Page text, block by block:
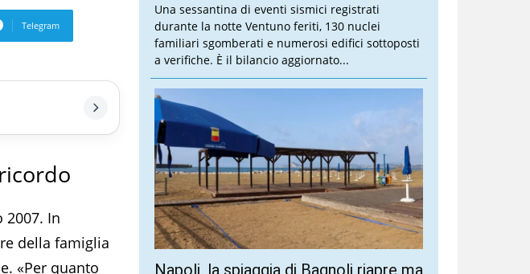
Telegram
2007. In
della famiglia
«Per quanto
Una sessantina di eventi sismici registrati
durante la notte Ventuno feriti, 130 nuclei
familiari sgomberati e numerosi edifici sottoposti
a verifiche. È il bilancio aggiornato...